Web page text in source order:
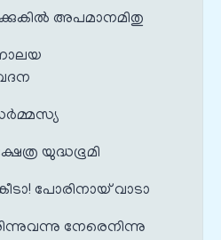
അപമാനമിതു
യുദ്ധഭൂമി
പോരിനായ് വാടാ
നേരെനിന്നു